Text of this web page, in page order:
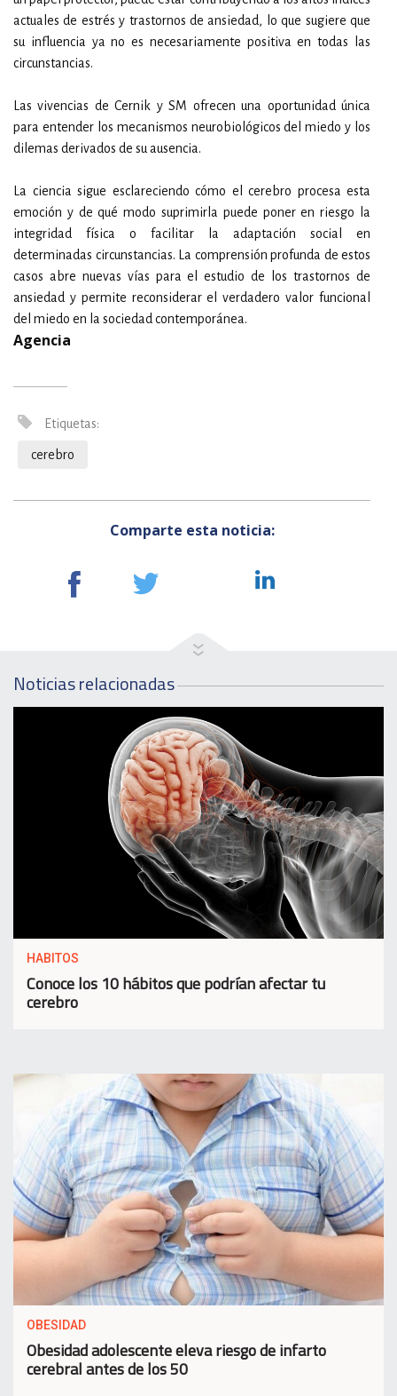
actuales de estrés y trastornos de ansiedad, lo que sugiere que
su influencia ya no es necesariamente positiva en todas las
circunstancias.
Las vivencias de Cernik y SM ofrecen una oportunidad única
para entender los mecanismos neurobiológicos del miedo y los
dilemas derivados de su ausencia.
La ciencia sigue esclareciendo cómo el cerebro procesa esta
emoción y de qué modo suprimirla puede poner en riesgo la
integridad física o facilitar la adaptación social en
determinadas circunstancias. La comprensión profunda de estos
casos abre nuevas vías para el estudio de los trastornos de
ansiedad y permite reconsiderar el verdadero valor funcional
del miedo en la sociedad contemporánea.
Agencia
Etiquetas:
cerebro
Comparte esta noticia:
Noticias relacionadas
HABITOS
Conoce los 10 hábitos que podrían afectar tu
cerebro
OBESIDAD
Obesidad adolescente eleva riesgo de infarto
cerebral antes de los 50